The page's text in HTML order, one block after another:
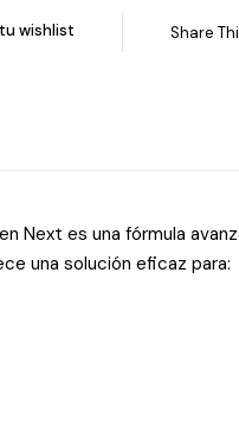
wishlist Share
Next es una fórmula
una solución eficaz para: